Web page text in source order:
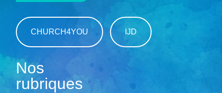
CHURCH4YOU IJD
Nos
rubriques